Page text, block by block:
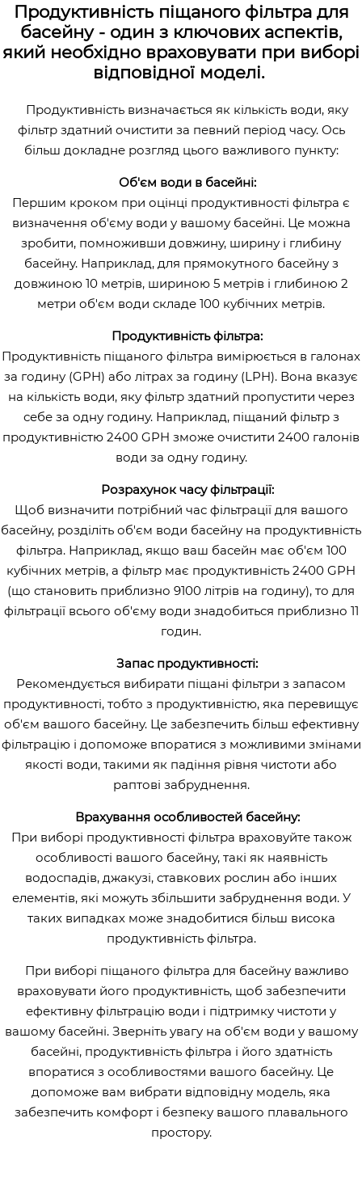
Продуктивність піщаного фільтра для
басейну - один з ключових аспектів,
який необхідно враховувати при виборі
відповідної моделі.
Продуктивність визначається як кількість води, яку
фільтр здатний очистити за певний період часу. Ось
більш докладне розгляд цього важливого пункту:
Об'єм води в басейні:
Першим кроком при оцінці продуктивності фільтра є
визначення об'єму води у вашому басейні. Це можна
зробити, помноживши довжину, ширину і глибину
басейну. Наприклад, для прямокутного басейну з
довжиною 10 метрів, шириною 5 метрів і глибиною 2
метри об'єм води складе 100 кубічних метрів.
Продуктивність фільтра:
Продуктивність піщаного фільтра вимірюється в галонах
за годину (GPH) або літрах за годину (LPH). Вона вказує
на кількість води, яку фільтр здатний пропустити через
себе за одну годину. Наприклад, піщаний фільтр з
продуктивністю 2400 GPH зможе очистити 2400 галонів
води за одну годину.
Розрахунок часу фільтрації:
Щоб визначити потрібний час фільтрації для вашого
басейну, розділіть об'єм води басейну на продуктивність
фільтра. Наприклад, якщо ваш басейн має об'єм 100
кубічних метрів, а фільтр має продуктивність 2400 GPH
(що становить приблизно 9100 літрів на годину), то для
фільтрації всього об'єму води знадобиться приблизно 11
годин.
Запас продуктивності:
Рекомендується вибирати піщані фільтри з запасом
продуктивності, тобто з продуктивністю, яка перевищує
об'єм вашого басейну. Це забезпечить більш ефективну
фільтрацію і допоможе впоратися з можливими змінами
якості води, такими як падіння рівня чистоти або
раптові забруднення.
Врахування особливостей басейну:
При виборі продуктивності фільтра враховуйте також
особливості вашого басейну, такі як наявність
водоспадів, джакузі, ставкових рослин або інших
елементів, які можуть збільшити забруднення води. У
таких випадках може знадобитися більш висока
продуктивність фільтра.
При виборі піщаного фільтра для басейну важливо
враховувати його продуктивність, щоб забезпечити
ефективну фільтрацію води і підтримку чистоти у
вашому басейні. Зверніть увагу на об'єм води у вашому
басейні, продуктивність фільтра і його здатність
впоратися з особливостями вашого басейну. Це
допоможе вам вибрати відповідну модель, яка
забезпечить комфорт і безпеку вашого плавального
простору.